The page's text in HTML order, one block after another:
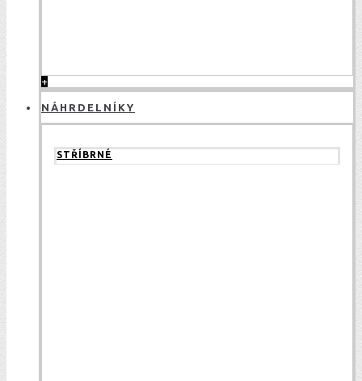
+
NÁHRDELNÍKY
STŘÍBRNÉ